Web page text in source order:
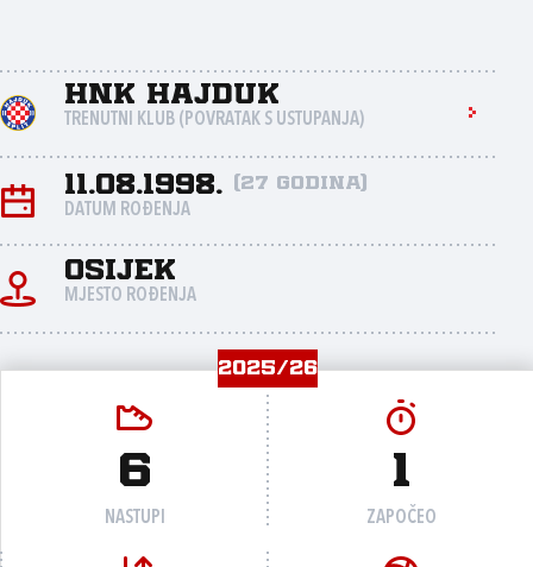
HNK Hajduk
TRENUTNI KLUB (POVRATAK S USTUPANJA)
11.08.1998. (27 godina)
DATUM ROĐENJA
Osijek
MJESTO ROĐENJA
2025/26
6
NASTUPI
1
ZAPOČEO